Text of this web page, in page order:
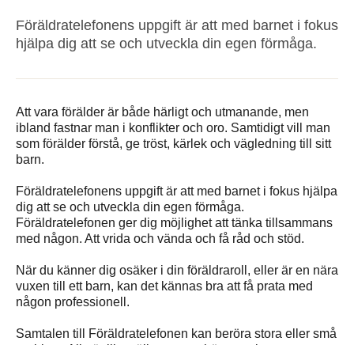
Föräldratelefonens uppgift är att med barnet i fokus
hjälpa dig att se och utveckla din egen förmåga.
Att vara förälder är både härligt och utmanande, men
ibland fastnar man i konflikter och oro. Samtidigt vill man
som förälder förstå, ge tröst, kärlek och vägledning till sitt
barn.
Föräldratelefonens uppgift är att med barnet i fokus hjälpa
dig att se och utveckla din egen förmåga.
Föräldratelefonen ger dig möjlighet att tänka tillsammans
med någon. Att vrida och vända och få råd och stöd.
När du känner dig osäker i din föräldraroll, eller är en nära
vuxen till ett barn, kan det kännas bra att få prata med
någon professionell.
Samtalen till Föräldratelefonen kan beröra stora eller små